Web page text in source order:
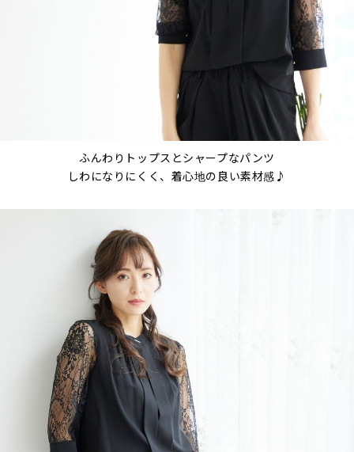
ふんわりトップスとシャープなパンツ
しわになりにくく、着心地の良い素材感♪